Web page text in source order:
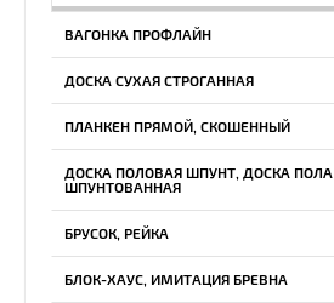
ВАГОНКА ПРОФЛАЙН
ДОСКА СУХАЯ СТРОГАННАЯ
ПЛАНКЕН ПРЯМОЙ, СКОШЕННЫЙ
ДОСКА ПОЛОВАЯ ШПУНТ, ДОСКА ПОЛА
ШПУНТОВАННАЯ
БРУСОК, РЕЙКА
БЛОК-ХАУС, ИМИТАЦИЯ БРЕВНА